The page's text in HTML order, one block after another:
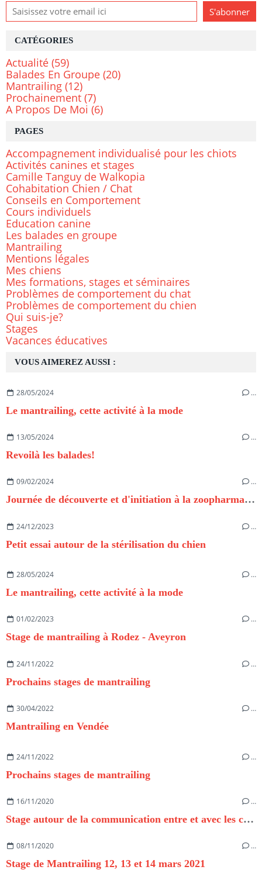
VOUS AIMEREZ AUSSI :
28/05/2024 …
Le mantrailing, cette activité à la mode
13/05/2024 …
Revoilà les balades!
09/02/2024 …
Journée de découverte et d'initiation à la zoopharmacognosie
24/12/2023 …
Petit essai autour de la stérilisation du chien
28/05/2024 …
Le mantrailing, cette activité à la mode
01/02/2023 …
Stage de mantrailing à Rodez - Aveyron
24/11/2022 …
Prochains stages de mantrailing
30/04/2022 …
Mantrailing en Vendée
24/11/2022 …
Prochains stages de mantrailing
16/11/2020 …
Stage autour de la communication entre et avec les chiens
08/11/2020 …
Stage de Mantrailing 12, 13 et 14 mars 2021
PAGES
Accompagnement individualisé pour les chiots
Activités canines et stages
Camille Tanguy de Walkopia
Cohabitation Chien / Chat
Conseils en Comportement
Cours individuels
Education canine
Les balades en groupe
Mantrailing
Mentions légales
Mes chiens
Mes formations, stages et séminaires
Problèmes de comportement du chat
Problèmes de comportement du chien
Qui suis-je?
Stages
Vacances éducatives
CATÉGORIES
Actualité (59)
Balades En Groupe (20)
Mantrailing (12)
Prochainement (7)
A Propos De Moi (6)